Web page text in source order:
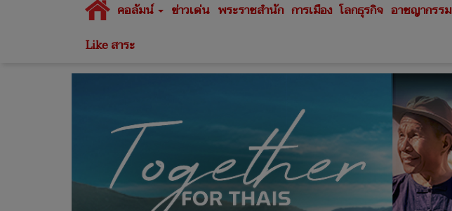
คอลัมน์ ข่าวเด่น พระราชสำนัก การเมือง โลกธุรกิจ อาชญากรรม
Like สาระ